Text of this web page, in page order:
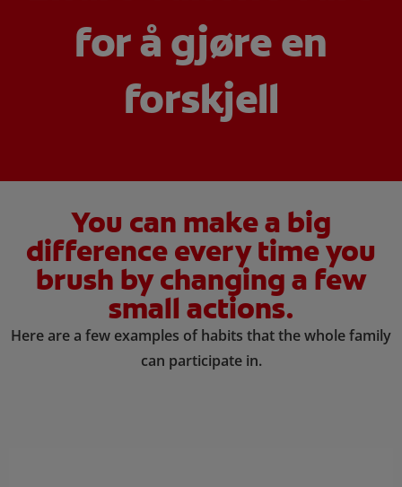
MATCHING AV PRODUKTER
for å gjøre en
forskjell
You can make a big
difference every time you
brush by changing a few
small actions.
Here are a few examples of habits that the whole family
can participate in.